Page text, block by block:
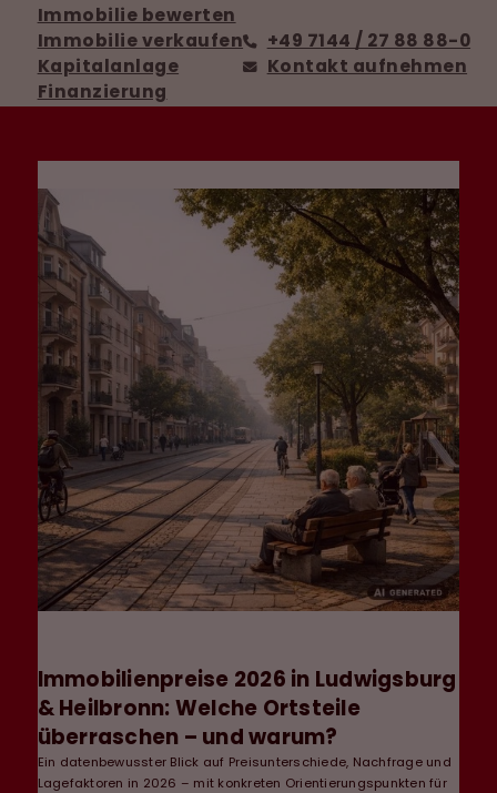
Immobilie bewerten
Immobilie verkaufen
Kapitalanlage
Finanzierung
+49 7144 / 27 88 88-0
Kontakt aufnehmen
Immobilienpreise 2026 in Ludwigsburg
& Heilbronn: Welche Ortsteile
überraschen – und warum?
Ein datenbewusster Blick auf Preisunterschiede, Nachfrage und
Lagefaktoren in 2026 – mit konkreten Orientierungspunkten für